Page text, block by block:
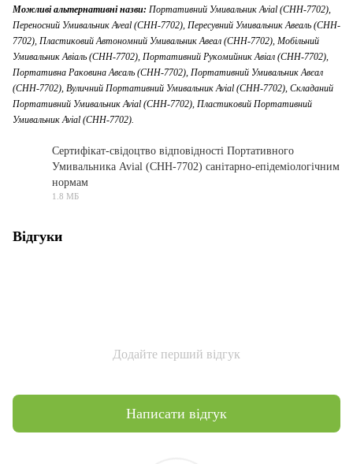
Можливі альтернативні назви: Портативний Умивальник Avial (CHH-7702),
Переносний Умивальник Aveal (CHH-7702), Пересувний Умивальник Авеаль (CHH-
7702), Пластиковий Автономний Умивальник Авеал (CHH-7702), Мобільний
Умивальник Авіаль (CHH-7702), Портативний Рукомийник Авіал (CHH-7702),
Портативна Раковина Авєаль (CHH-7702), Портативний Умивальник Авєал
(CHH-7702), Вуличний Портативний Умивальник Avial (CHH-7702), Складаний
Портативний Умивальник Avial (CHH-7702), Пластиковий Портативний
Умивальник Avial (CHH-7702).
Сертифікат-свідоцтво відповідності Портативного
Умивальника Avial (CHH-7702) санітарно-епідеміологічним
нормам
1.8 МБ
Відгуки
Додайте перший відгук
Написати відгук